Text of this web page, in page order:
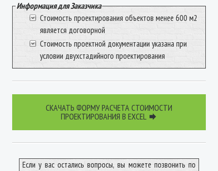
Информация для Заказчика
Стоимость проектирования объектов менее 600 м2
является договорной
Стоимость проектной документации указана при
условии двухстадийного проектирования
СКАЧАТЬ ФОРМУ РАСЧЕТА СТОИМОСТИ
ПРОЕКТИРОВАНИЯ В EXCEL 
Если у вас остались вопросы, вы можете позвонить по